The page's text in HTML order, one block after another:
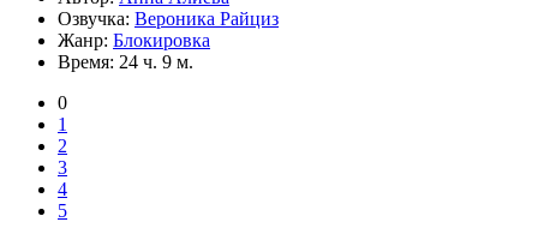
Озвучка: Вероника Райциз
Жанр: Блокировка
Время: 24 ч. 9 м.
0
1
2
3
4
5